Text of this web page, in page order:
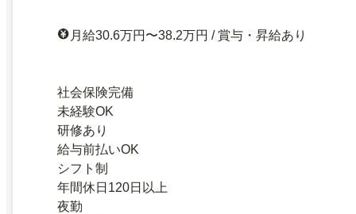
月給30.6万円〜38.2万円 / 賞与・昇給あり
社会保険完備
未経験OK
研修あり
給与前払いOK
シフト制
年間休日120日以上
夜勤